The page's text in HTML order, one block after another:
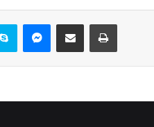
Skype Messenger
E-Posta ile paylaş Yazdır